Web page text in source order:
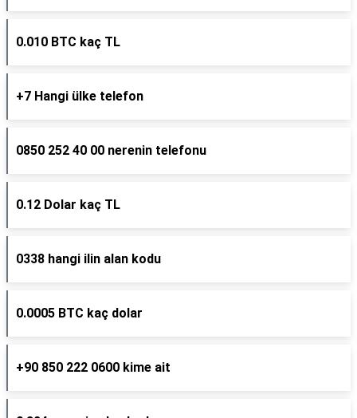
0.010 BTC kaç TL
+7 Hangi ülke telefon
0850 252 40 00 nerenin telefonu
0.12 Dolar kaç TL
0338 hangi ilin alan kodu
0.0005 BTC kaç dolar
+90 850 222 0600 kime ait